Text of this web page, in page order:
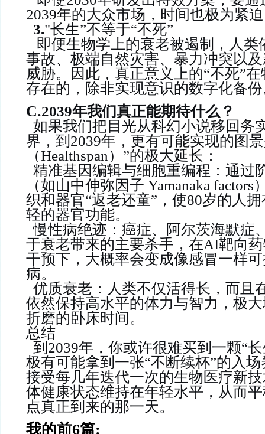
2039年的大众市场，时间也极为紧
3."长生”不等于“不死”
即便生物学上的衰老被遏制，人类
事故、极端自然灾害、暴力冲突以
威胁。因此，真正意义上的“不死”
存在的，除非实现意识的数字化备
C.2039年我们真正能期待什么？
如果我们把目光从科幻小说移回务
界，到2039年，更有可能实现的图
（Healthspan）”的极大延长：
精准基因编辑与细胞重编程：通过
（如山中伸弥因子 Yamanaka
织和器官“返老还童”，使80岁的人
轻的器官功能。
慢性病绝迹：癌症、阿尔茨海默症
于衰老带来的主要杀手，在AI靶向
干预下，大概率会变成像感冒一样
病。
优质衰老：人类不仅活得长，而且
依然保持高水平的体力与智力，极
折磨的卧床时间。
总结
到2039年，你或许很难买到一颗“
极有可能拿到一张“不断续杯”的入
接受每几年迭代一次的生物医疗新
体健康状态维持在年轻水平，从而
点真正到来的那一天。
我的前6篇: